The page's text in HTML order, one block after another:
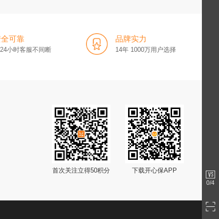
可靠
小时客服不间断
品牌实力
14年 1000万用户选择
首次关注立得50积分 下载开心保APP
0/4